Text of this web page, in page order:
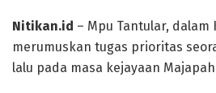
Nitikan.id – Mpu Tantular, dalam
merumuskan tugas prioritas
lalu pada masa kejayaan